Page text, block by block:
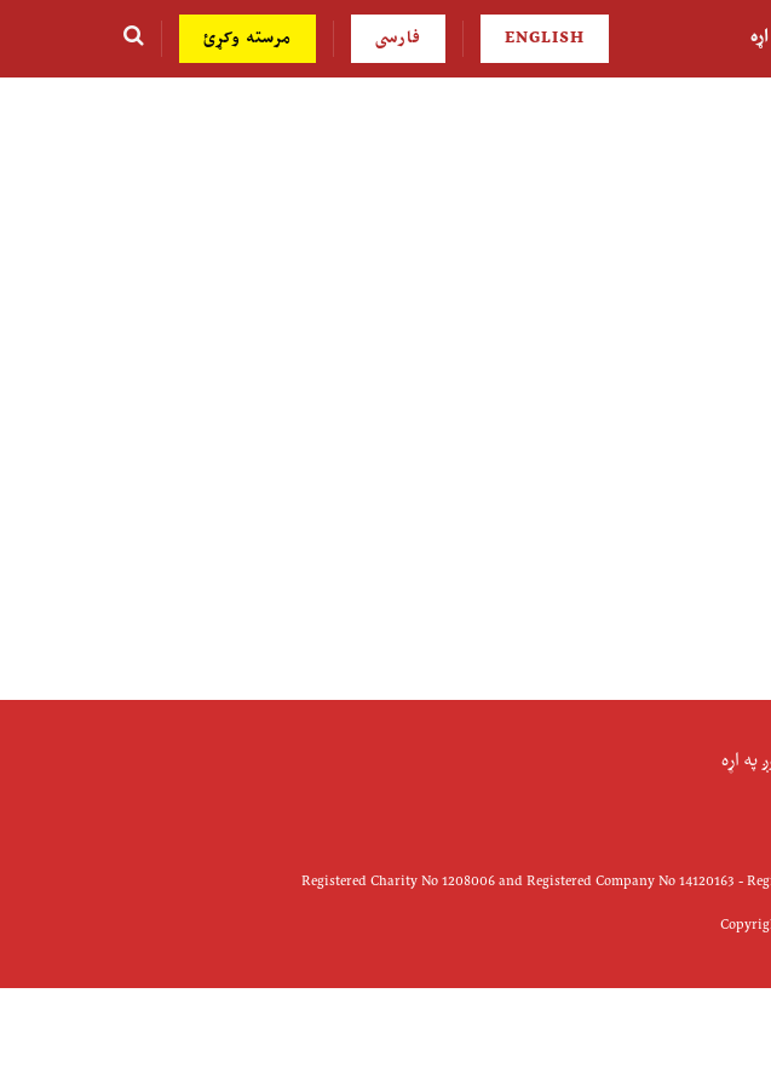
ENGLISH فارسی مرسته وکړئ
په اړه
Registered Charity No 1208006 and Registered Company No 14120163 -